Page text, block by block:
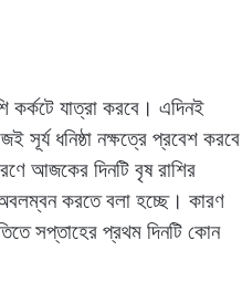
যাত্রা করবে। এদিনই
সূর্য ধনিষ্ঠা নক্ষত্রে প্রবেশ করবে
আজকের দিনটি বৃষ রাশির
করতে বলা হচ্ছে। কারণ
সপ্তাহের প্রথম দিনটি কোন